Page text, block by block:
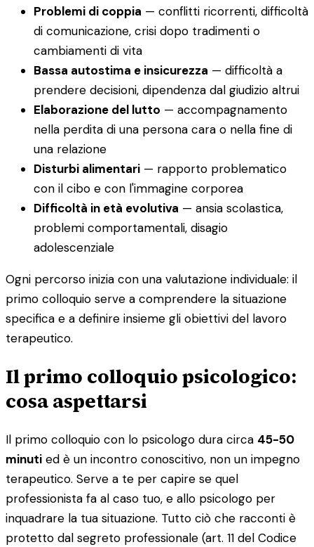
Problemi di coppia — conflitti ricorrenti, difficoltà
di comunicazione, crisi dopo tradimenti o
cambiamenti di vita
Bassa autostima e insicurezza — difficoltà a
prendere decisioni, dipendenza dal giudizio altrui
Elaborazione del lutto — accompagnamento
nella perdita di una persona cara o nella fine di
una relazione
Disturbi alimentari — rapporto problematico
con il cibo e con l'immagine corporea
Difficoltà in età evolutiva — ansia scolastica,
problemi comportamentali, disagio
adolescenziale
Ogni percorso inizia con una valutazione individuale: il
primo colloquio serve a comprendere la situazione
specifica e a definire insieme gli obiettivi del lavoro
terapeutico.
Il primo colloquio psicologico:
cosa aspettarsi
Il primo colloquio con lo psicologo dura circa 45-50
minuti ed è un incontro conoscitivo, non un impegno
terapeutico. Serve a te per capire se quel
professionista fa al caso tuo, e allo psicologo per
inquadrare la tua situazione. Tutto ciò che racconti è
protetto dal segreto professionale (art. 11 del Codice